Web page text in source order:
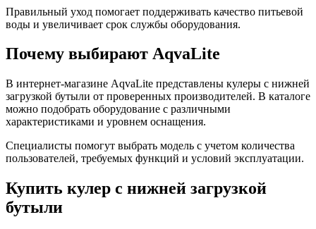
Правильный уход помогает поддерживать качество питьевой
воды и увеличивает срок службы оборудования.
Почему выбирают AqvaLite
В интернет-магазине AqvaLite представлены кулеры с нижней
загрузкой бутыли от проверенных производителей. В каталоге
можно подобрать оборудование с различными
характеристиками и уровнем оснащения.
Специалисты помогут выбрать модель с учетом количества
пользователей, требуемых функций и условий эксплуатации.
Купить кулер с нижней загрузкой
бутыли